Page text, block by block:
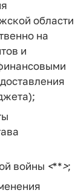
области
на
и
войны <**>;